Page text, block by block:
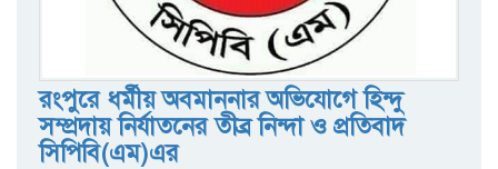
রংপুরে ধর্মীয় অবমাননার অভিযোগে হিন্দু
সম্প্রদায় নির্যাতনের তীব্র নিন্দা ও প্রতিবাদ
সিপিবি(এম)এর